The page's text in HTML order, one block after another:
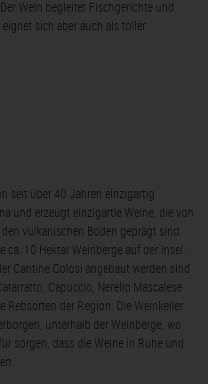
Wein begleitet Fischgerichte und
sich aber auch als toller
seit über 40 Jahren einzigartig
und erzeugt einzigartie Weine, die von
vulkanischen Böden geprägt sind.
10 Hektar Weinberge auf der Insel.
Cantine Colosi angebaut werden sind
Capuccio, Nerello Mascalese
der Region. Die Weinkeller
unterhalb der Weinberge, wo
sorgen, dass die Weine in Ruhe und